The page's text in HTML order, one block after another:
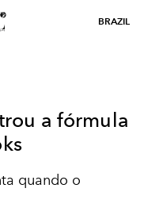
BRAZIL
a fórmula
quando o